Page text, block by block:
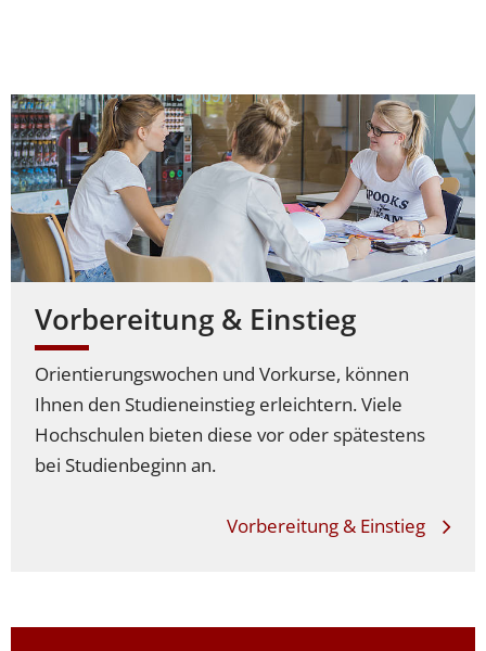
Vorbereitung & Einstieg
Orientierungswochen und Vorkurse, können
Ihnen den Studieneinstieg erleichtern. Viele
Hochschulen bieten diese vor oder spätestens
bei Studienbeginn an.
Vorbereitung & Einstieg